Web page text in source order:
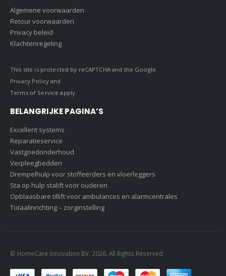
Algemene voorwaarden
Retour voorwaarden
Privacy beleid
Klachtenregeling
This site is protected by reCAPTCHA and the Google
Privacy Policyand
Terms of Service apply.
BELANGRIJKE PAGINA’S
Excellent systems
Reparatieservice
Vastgoedonderhoud
Verpleegbedden
Drempelhulp voor stoffeerders en vloerleggers
Sta op hulp stalift voor ouderen
Opblaasbare tillift voor ambulances en alarmcentrales
Totaalinrichting – zorginstelling
© HomeCare Innovation BV. 2026. All Rights Reserved